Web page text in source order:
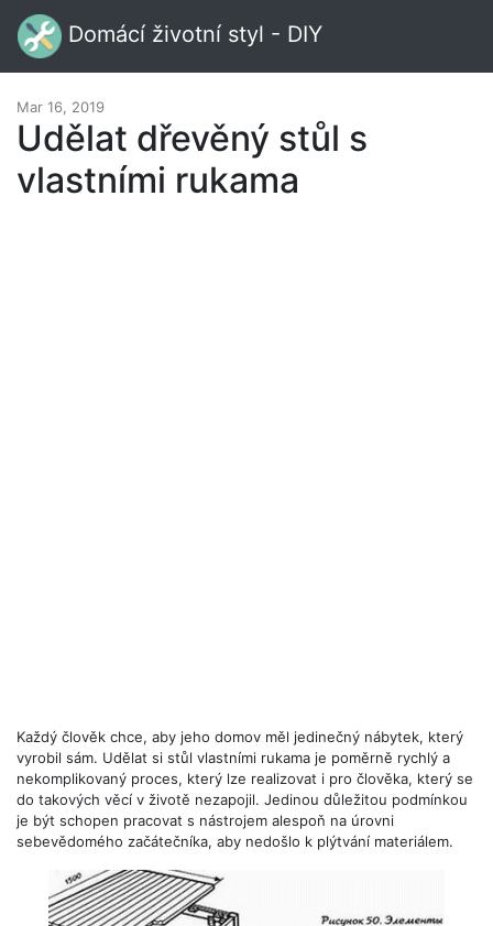
Domácí životní styl - DIY
Mar 16, 2019
Udělat dřevěný stůl s
vlastními rukama
Každý člověk chce, aby jeho domov měl jedinečný nábytek, který
vyrobil sám. Udělat si stůl vlastními rukama je poměrně rychlý a
nekomplikovaný proces, který lze realizovat i pro člověka, který se
do takových věcí v životě nezapojil. Jedinou důležitou podmínkou
je být schopen pracovat s nástrojem alespoň na úrovni
sebevědomého začátečníka, aby nedošlo k plýtvání materiálem.